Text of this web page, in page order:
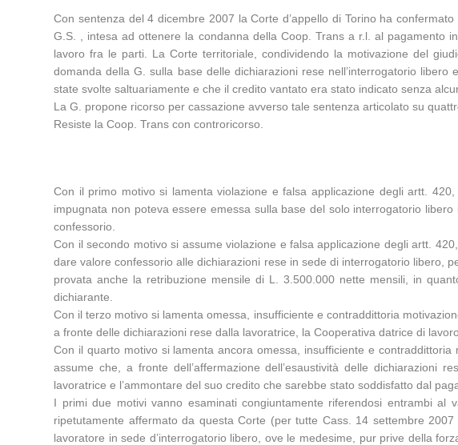
Con sentenza del 4 dicembre 2007 la Corte d’appello di Torino ha
G.S. , intesa ad ottenere la condanna della Coop. Trans a r.l. al pagamento
lavoro fra le parti. La Corte territoriale, condividendo la motivazione del
domanda della G. sulla base delle dichiarazioni rese nell’interrogatorio
state svolte saltuariamente e che il credito vantato era stato indicato senza
La G. propone ricorso per cassazione avverso tale sentenza articolato su
Resiste la Coop. Trans con controricorso.
Con il primo motivo si lamenta violazione e falsa applicazione degli artt.
impugnata non poteva essere emessa sulla base del solo interrogatorio
confessorio.
Con il secondo motivo si assume violazione e falsa applicazione degli artt.
dare valore confessorio alle dichiarazioni rese in sede di interrogatorio libero,
provata anche la retribuzione mensile di L. 3.500.000 nette mensili, in
dichiarante.
Con il terzo motivo si lamenta omessa, insufficiente e contraddittoria
a fronte delle dichiarazioni rese dalla lavoratrice, la Cooperativa datrice di
Con il quarto motivo si lamenta ancora omessa, insufficiente e
assume che, a fronte dell’affermazione dell’esaustività delle
lavoratrice e l’ammontare del suo credito che sarebbe stato soddisfatto dal
I primi due motivi vanno esaminati congiuntamente riferendosi entrambi
ripetutamente affermato da questa Corte (per tutte Cass. 14 settembre
lavoratore in sede d’interrogatorio libero, ove le medesime, pur prive della